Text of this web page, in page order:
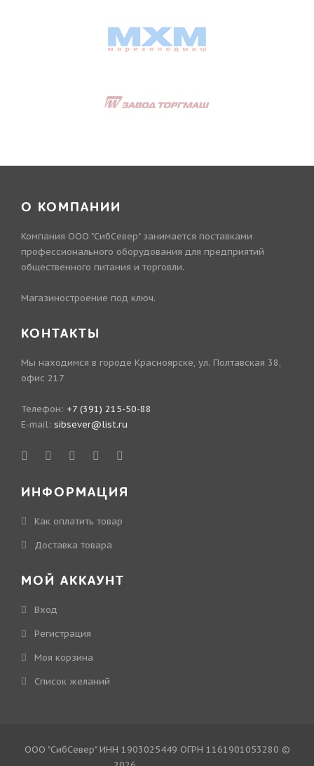
О КОМПАНИИ
Компания ООО "СибСевер" занимается поставками
профессионального оборудования для предприятий
общественного питания и торговли.
Магазиностроение под ключ.
КОНТАКТЫ
Мы находимся в городе Красноярске, ул. Полтавская 38,
офис 217
Телефон: +7 (391) 215-50-88
E-mail: sibsever@list.ru
ИНФОРМАЦИЯ
Как оплатить товар
Доставка товара
МОЙ АККАУНТ
Вход
Регистрация
Моя корзина
Cписок желаний
ООО "СибСевер" ИНН 1903025449 ОГРН 1161901053280 ©